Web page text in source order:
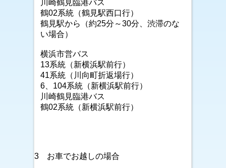
川崎鶴見臨港バス
鶴02系統（鶴見駅西口行）
鶴見駅から（約25分～30分、渋滞のな
い場合）
横浜市営バス
13系統（新横浜駅前行）
41系統（川向町折返場行）
6、104系統（新横浜駅前行）
川崎鶴見臨港バス
鶴02系統（新横浜駅前行）
3 お車でお越しの場合